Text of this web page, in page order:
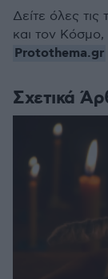
Σχετικά
Δείτε όλες τις
και τον Κόσμο,
Protothema.gr